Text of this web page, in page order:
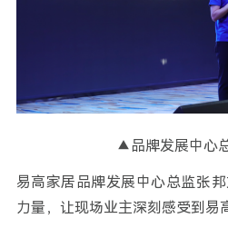
▲品牌发展中心
易高家居品牌发展中心总监张
力量，让现场业主深刻感受到易